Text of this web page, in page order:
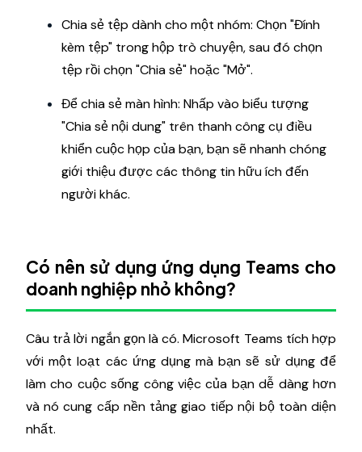
Chia sẻ tệp dành cho một nhóm: Chọn "Đính
kèm tệp" trong hộp trò chuyện, sau đó chọn
tệp rồi chọn "Chia sẻ" hoặc "Mở".
Để chia sẻ màn hình: Nhấp vào biểu tượng
"Chia sẻ nội dung" trên thanh công cụ điều
khiển cuộc họp của bạn, bạn sẽ nhanh chóng
giới thiệu được các thông tin hữu ích đến
người khác.
Có nên sử dụng ứng dụng Teams cho
doanh nghiệp nhỏ không?
Câu trả lời ngắn gọn là có. Microsoft Teams tích hợp
với một loạt các ứng dụng mà bạn sẽ sử dụng để
làm cho cuộc sống công việc của bạn dễ dàng hơn
và nó cung cấp nền tảng giao tiếp nội bộ toàn diện
nhất.